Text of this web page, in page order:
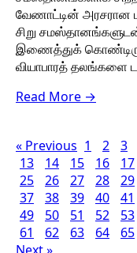
வேணாட்டின்
சிறு
இணைத்துக்
வியாபாரத் தலங்களை
Read More →
« Previous 1 2 3
13
14 15 16 17
25
26 27 28 29
37
38 39 40 41
49
50 51 52 53
61
62 63 64 65